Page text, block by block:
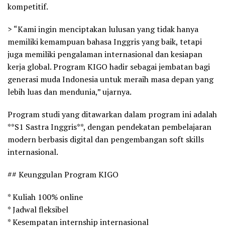
kompetitif.
> “Kami ingin menciptakan lulusan yang tidak hanya
memiliki kemampuan bahasa Inggris yang baik, tetapi
juga memiliki pengalaman internasional dan kesiapan
kerja global. Program KIGO hadir sebagai jembatan bagi
generasi muda Indonesia untuk meraih masa depan yang
lebih luas dan mendunia,” ujarnya.
Program studi yang ditawarkan dalam program ini adalah
**S1 Sastra Inggris**, dengan pendekatan pembelajaran
modern berbasis digital dan pengembangan soft skills
internasional.
## Keunggulan Program KIGO
* Kuliah 100% online
* Jadwal fleksibel
* Kesempatan internship internasional